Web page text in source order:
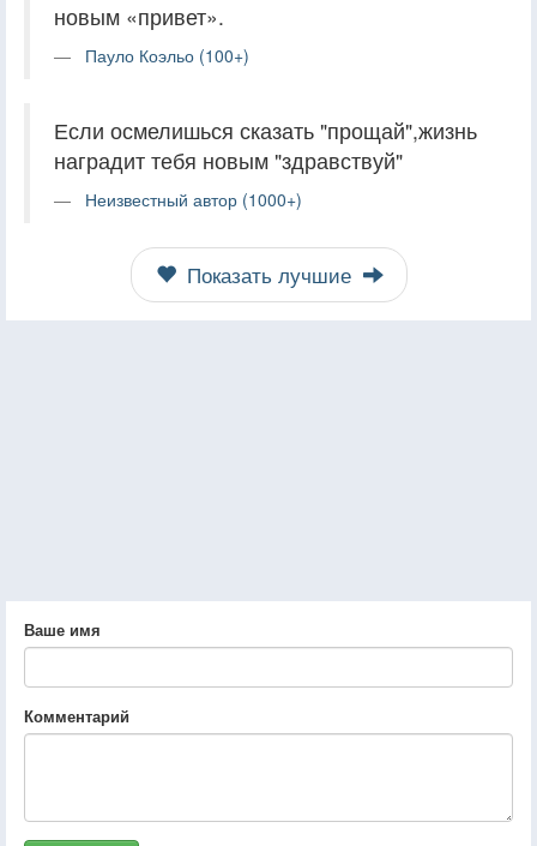
новым «привет».
Пауло Коэльо (100+)
Если осмелишься сказать "прощай",жизнь
наградит тебя новым "здравствуй"
Неизвестный автор (1000+)
Показать лучшие
Ваше имя
Комментарий